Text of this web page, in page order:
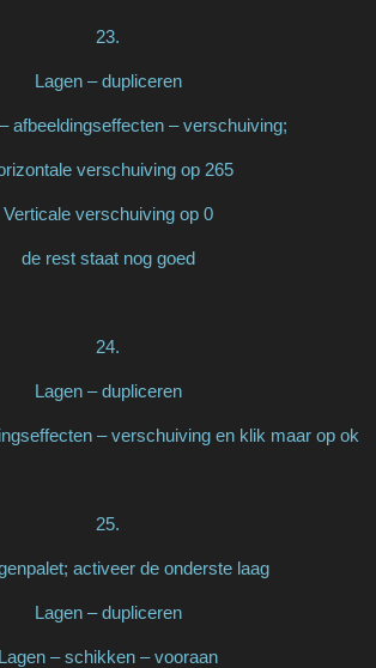
23.
Lagen – dupliceren
afbeeldingseffecten – verschuiving;
verschuiving op 265
Verticale verschuiving op 0
de rest staat nog goed
24.
Lagen – dupliceren
– verschuiving en klik maar op ok
25.
activeer de onderste laag
Lagen – dupliceren
Lagen – schikken – vooraan